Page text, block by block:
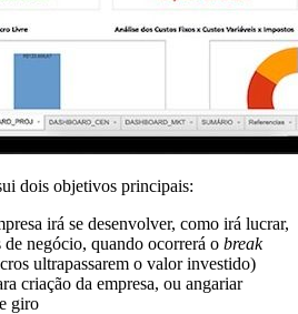
dois objetivos principais:
irá se desenvolver, como irá lucrar,
de negócio, quando ocorrerá o break
ultrapassarem o valor investido)
criação da empresa, ou angariar
giro